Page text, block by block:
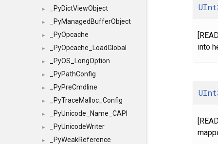
► _PyDictViewObject
► _PyManagedBufferObject
► _PyOpcache
► _PyOpcache_LoadGlobal
► _PyOS_LongOption
► _PyPathConfig
► _PyPreCmdline
► _PyTraceMalloc_Config
► _PyUnicode_Name_CAPI
► _PyUnicodeWriter
► _PyWeakReference
into